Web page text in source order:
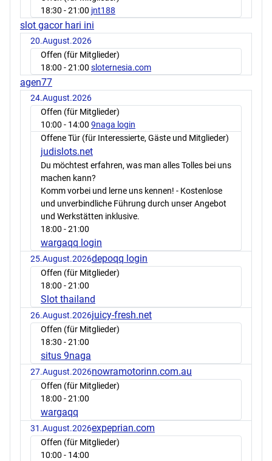
18:30 - 21:00 jnt188
slot gacor hari ini
20.August.2026
Offen (für Mitglieder)
18:00 - 21:00 sloternesia.com
agen77
24.August.2026
Offen (für Mitglieder)
10:00 - 14:00 9naga login
Offene Tür (für Interessierte, Gäste und Mitglieder)
judislots.net
Du möchtest erfahren, was man alles Tolles bei uns
machen kann?
Komm vorbei und lerne uns kennen! - Kostenlose
und unverbindliche Führung durch unser Angebot
und Werkstätten inklusive.
18:00 - 21:00
wargaqq login
25.August.2026depoqq login
Offen (für Mitglieder)
18:00 - 21:00
Slot thailand
26.August.2026juicy-fresh.net
Offen (für Mitglieder)
18:30 - 21:00
situs 9naga
27.August.2026nowramotorinn.com.au
Offen (für Mitglieder)
18:00 - 21:00
wargaqq
31.August.2026expeprian.com
Offen (für Mitglieder)
10:00 - 14:00